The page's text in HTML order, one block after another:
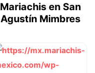
Mariachis en San
Agustín Mimbres